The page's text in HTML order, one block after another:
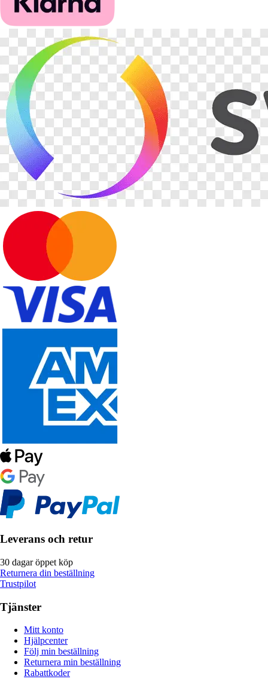
Leverans och retur
30 dagar öppet köp
Returnera din beställning
Trustpilot
Tjänster
Mitt konto
Hjälpcenter
Följ min beställning
Returnera min beställning
Rabattkoder